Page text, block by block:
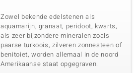
Zowel bekende edelstenen als
aquamarijn, granaat, peridoot, kwarts,
als zeer bijzondere mineralen zoals
paarse turkoois, zilveren zonnesteen of
benitoiet, worden allemaal in de noord
Amerikaanse staat opgegraven.